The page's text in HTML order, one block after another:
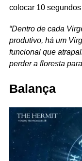
colocar 10
“Dentro de cada
produtivo, há um
funcional que
perder a floresta
Balança